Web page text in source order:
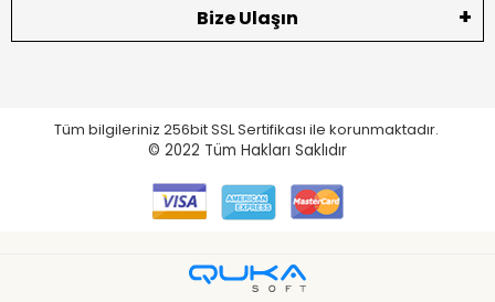
Bize Ulaşın
Tüm bilgileriniz 256bit SSL Sertifikası ile korunmaktadır.
© 2022 Tüm Hakları Saklıdır